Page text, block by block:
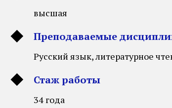
высшая
Преподаваемые
Русский язык, литературное
Стаж работы
34 года